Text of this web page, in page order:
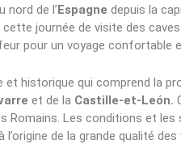
nord de l’Espagne depuis la
journée de visite des
pour un voyage confortable
historique qui comprend la
et de la Castille-et-León.
Romains. Les conditions et les
de la grande qualité des